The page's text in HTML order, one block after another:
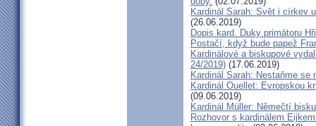
Kardinál Sarah: Svět i církev
(26.06.2019)
Dopis kard. Duky primátoru
Postačí, když bude papež
Kardinálové a biskupové
24/2019) (17.06.2019)
Kardinál Sarah: Nestaňme
Kardinál Ouellet: Evropskou
(09.06.2019)
Kardinál Müller: Němečtí
Rozhovor s kardinálem